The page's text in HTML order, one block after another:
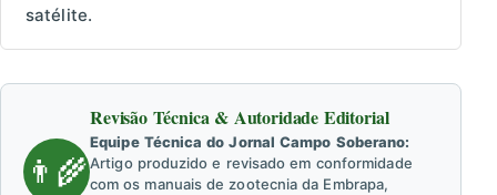
satélite.
👨‍🌾
Revisão Técnica & Autoridade Editorial
Equipe Técnica do Jornal Campo Soberano:
Artigo produzido e revisado em conformidade
com os manuais de zootecnia da Embrapa,